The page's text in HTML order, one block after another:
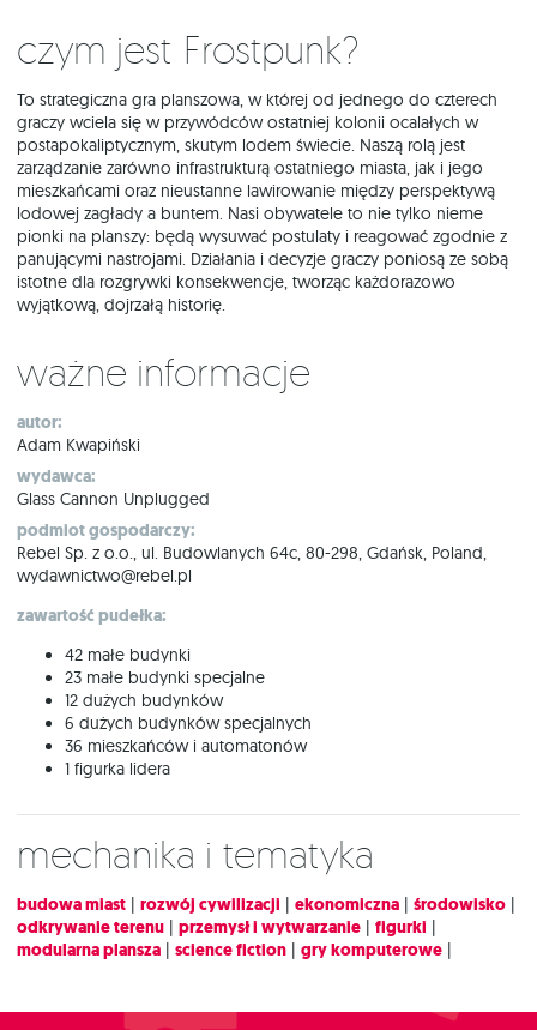
Czym jest Frostpunk?
To strategiczna gra planszowa, w której od jednego do czterech
graczy wciela się w przywódców ostatniej kolonii ocalałych w
postapokaliptycznym, skutym lodem świecie. Naszą rolą jest
zarządzanie zarówno infrastrukturą ostatniego miasta, jak i jego
mieszkańcami oraz nieustanne lawirowanie między perspektywą
lodowej zagłady a buntem. Nasi obywatele to nie tylko nieme
pionki na planszy: będą wysuwać postulaty i reagować zgodnie z
panującymi nastrojami. Działania i decyzje graczy poniosą ze sobą
istotne dla rozgrywki konsekwencje, tworząc każdorazowo
wyjątkową, dojrzałą historię.
Ważne informacje
autor:
Adam Kwapiński
wydawca:
Glass Cannon Unplugged
podmiot gospodarczy:
Rebel Sp. z o.o., ul. Budowlanych 64c, 80-298, Gdańsk, Poland,
wydawnictwo@rebel.pl
zawartość pudełka:
42 małe budynki
23 małe budynki specjalne
12 dużych budynków
6 dużych budynków specjalnych
36 mieszkańców i automatonów
1 figurka lidera
Mechanika i tematyka
budowa miast | rozwój cywilizacji | ekonomiczna | środowisko |
odkrywanie terenu | przemysł i wytwarzanie | figurki |
modularna plansza | science fiction | gry komputerowe |